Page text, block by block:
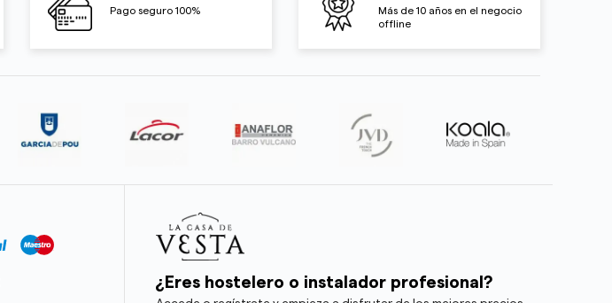
Pago seguro 100%
Más de 10 años en el negocio
offline
¿Eres hostelero o instalador profesional?